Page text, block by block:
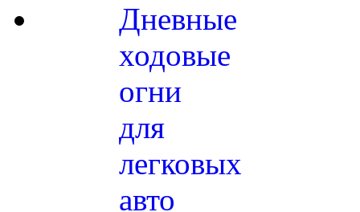
Дневные
ходовые
огни
для
легковых
авто